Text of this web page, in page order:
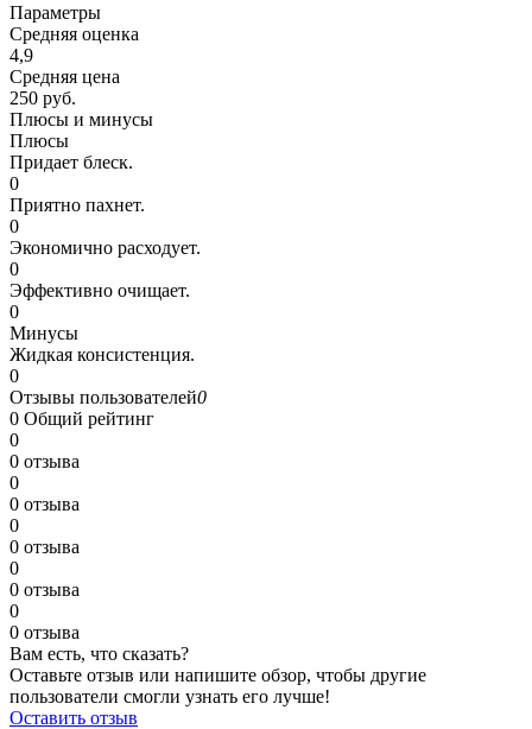
Параметры
Средняя оценка
4,9
Средняя цена
250 руб.
Плюсы и минусы
Плюсы
Придает блеск.
0
Приятно пахнет.
0
Экономично расходует.
0
Эффективно очищает.
0
Минусы
Жидкая консистенция.
0
Отзывы пользователей0
0 Общий рейтинг
0
0 отзыва
0
0 отзыва
0
0 отзыва
0
0 отзыва
0
0 отзыва
Вам есть, что сказать?
Оставьте отзыв или напишите обзор, чтобы другие
пользователи смогли узнать его лучше!
Оставить отзыв